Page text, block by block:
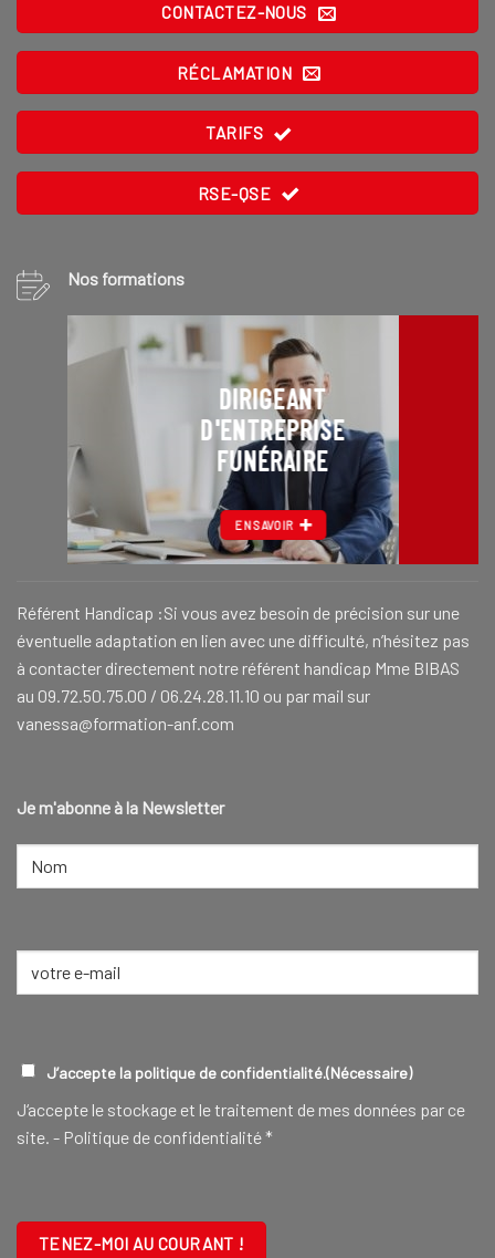
CONTACTEZ-NOUS
RÉCLAMATION
TARIFS
RSE-QSE
Nos formations
DIRIGEANT
D'ENTREPRISE
FUNÉRAIRE
EN SAVOIR
Référent Handicap :Si vous avez besoin de précision sur une
éventuelle adaptation en lien avec une difficulté, n’hésitez pas
à contacter directement notre référent handicap Mme BIBAS
au 09.72.50.75.00 / 06.24.28.11.10 ou par mail sur
vanessa@formation-anf.com
Je m'abonne à la Newsletter
NOM
RGPD(NÉCESSAIRE)
J’accepte la politique de confidentialité.(Nécessaire)
J‘accepte le stockage et le traitement de mes données par ce
site. - Politique de confidentialité*